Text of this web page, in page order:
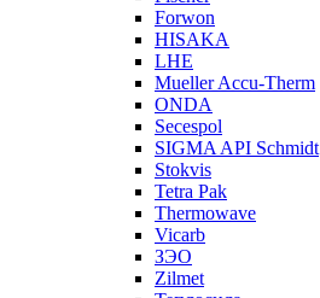
Forwon
HISAKA
LHE
Mueller Accu-Therm
ONDA
Secespol
SIGMA API Schmidt
Stokvis
Tetra Pak
Thermowave
Vicarb
ЗЭО
Zilmet